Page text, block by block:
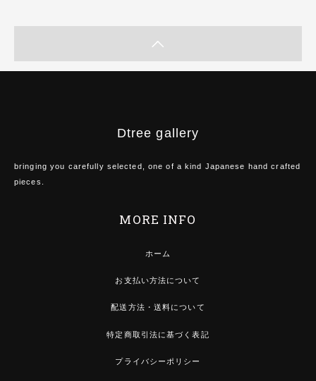
Dtree gallery
bringing you carefully selected, one of a kind Japanese hand crafted
pieces.
MORE INFO
ホーム
お支払い方法について
配送方法・送料について
特定商取引法に基づく表記
プライバシーポリシー